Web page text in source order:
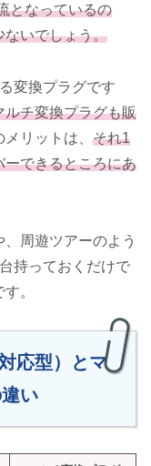
となっているの
ないでしょう。
変換プラグです
ルチ変換プラグも販
リットは、 それ1
ーできるところにあ
周遊ツアーのよう
持っておくだけで
。
応型）とマ
い